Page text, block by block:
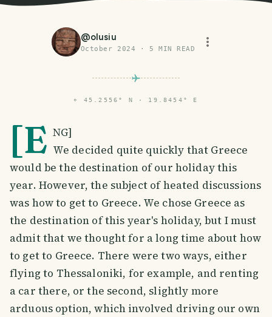
@olusiu
October 2024 · 5 MIN READ
⌖ 45.2556° N · 19.8454° E
[E NG]
We decided quite quickly that Greece
would be the destination of our holiday this
year. However, the subject of heated discussions
was how to get to Greece. We chose Greece as
the destination of this year's holiday, but I must
admit that we thought for a long time about how
to get to Greece. There were two ways, either
flying to Thessaloniki, for example, and renting
a car there, or the second, slightly more
arduous option, which involved driving our own